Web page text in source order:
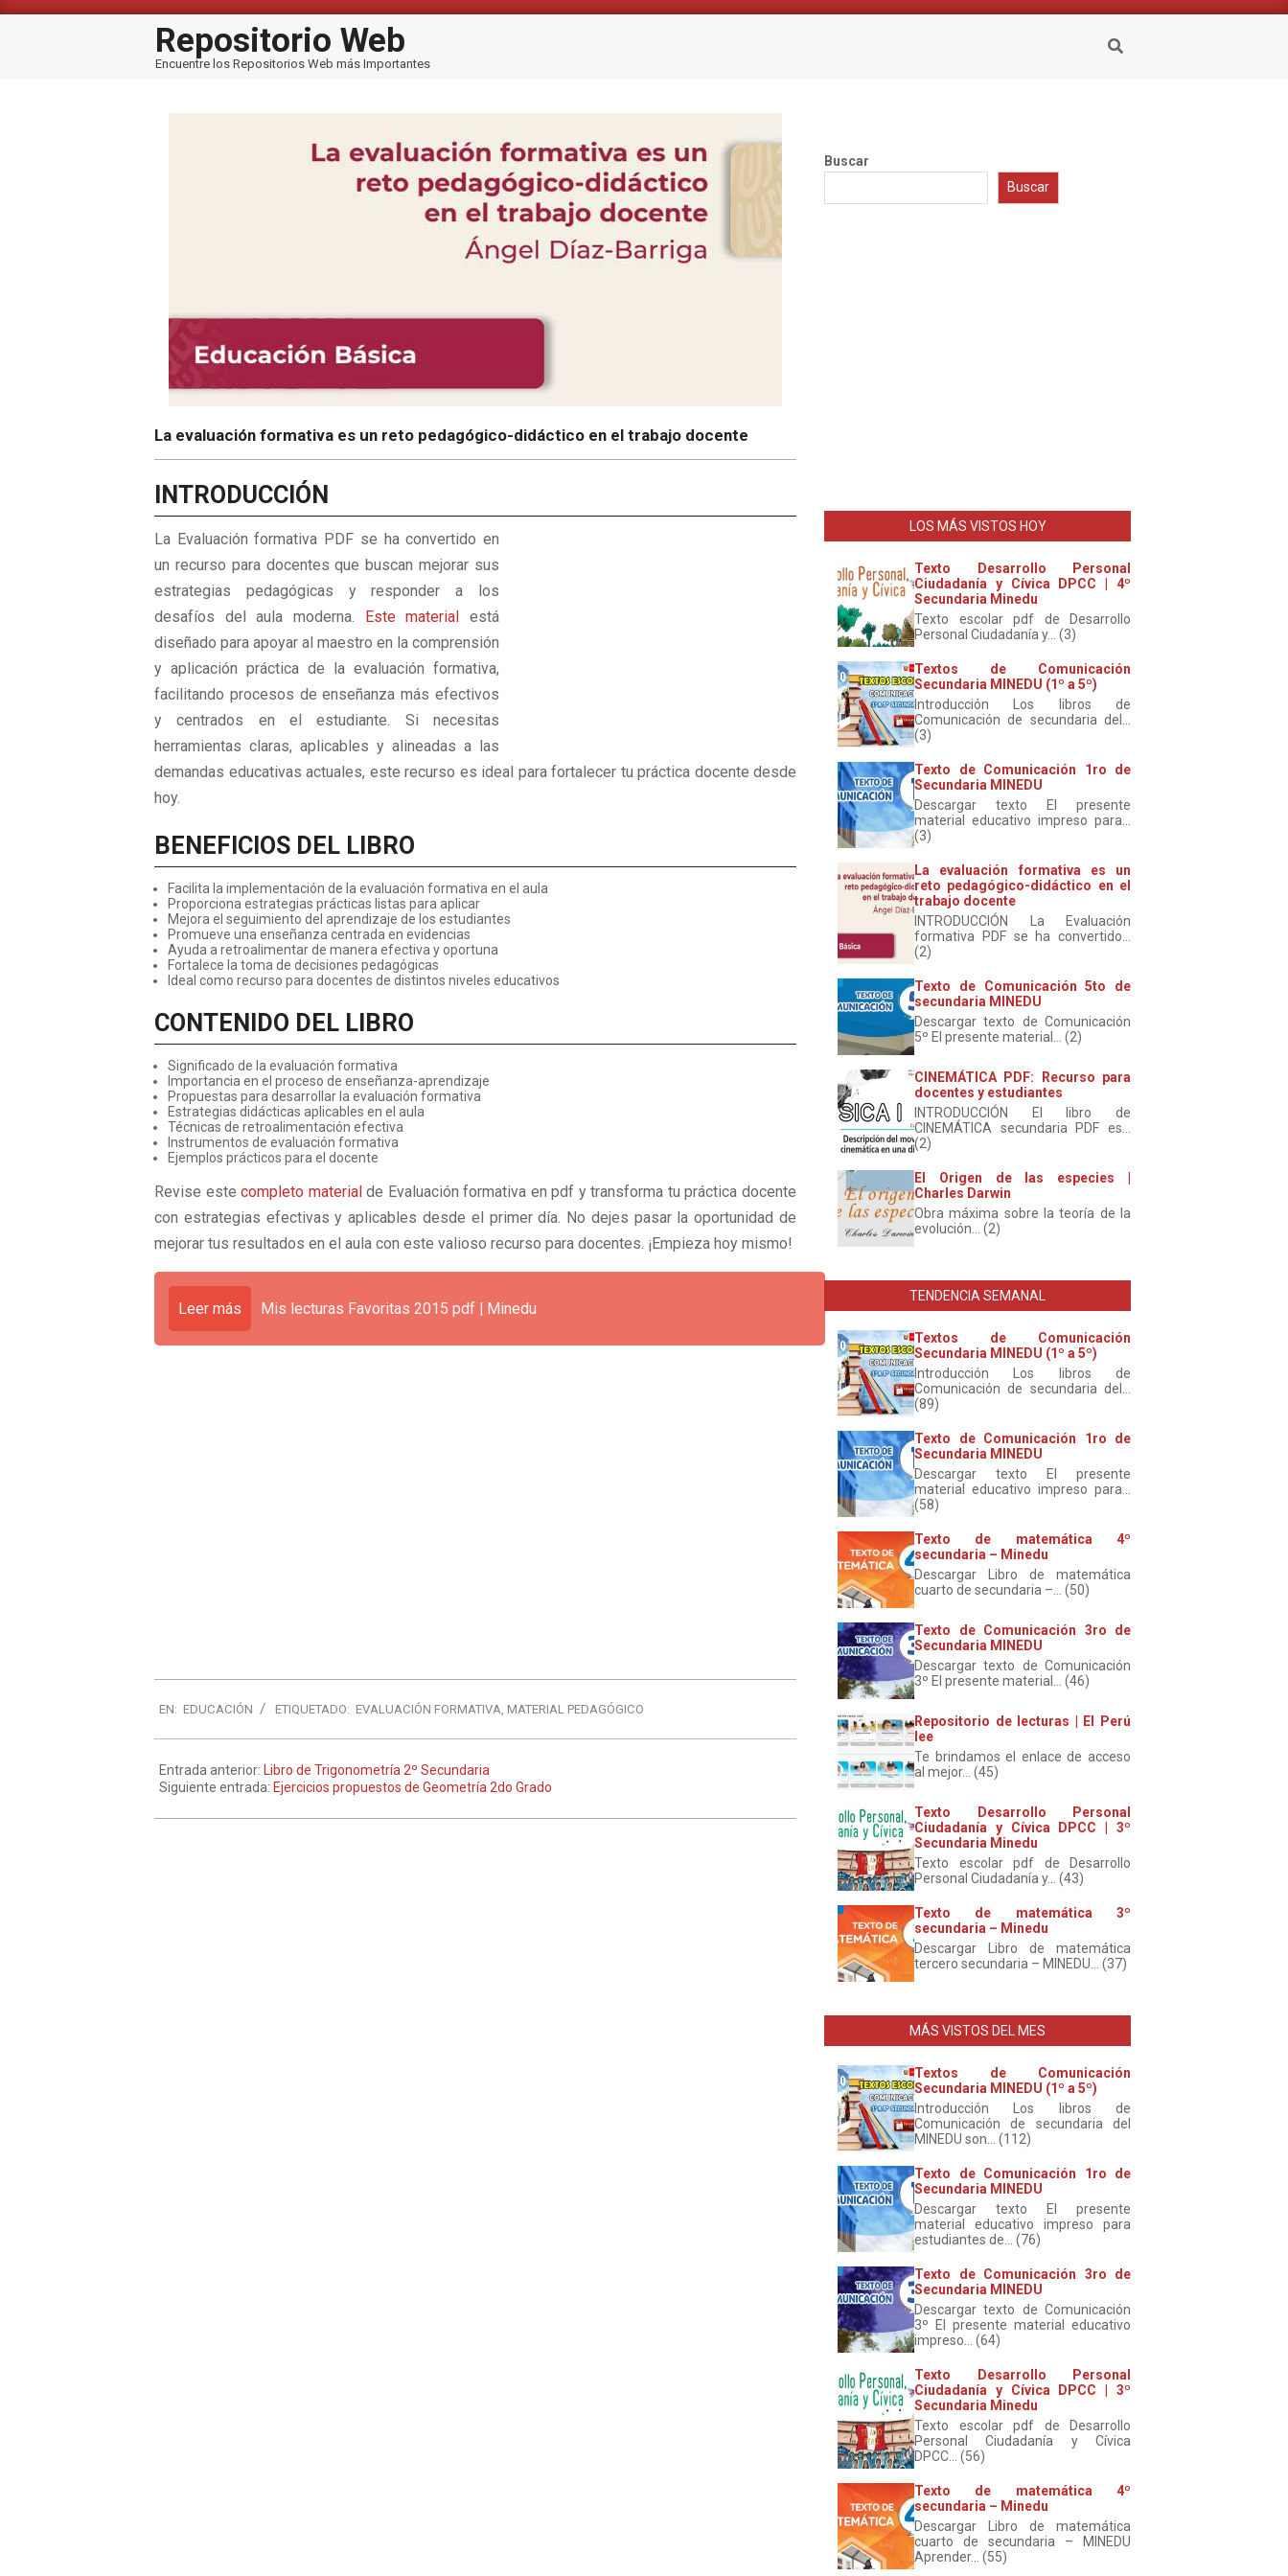
Repositorio Web
Encuentre los Repositorios Web más Importantes
Buscar
La evaluación formativa es un reto pedagógico-didáctico en el trabajo docente
INTRODUCCIÓN
La Evaluación formativa PDF se ha convertido en
un recurso para docentes que buscan mejorar sus
estrategias pedagógicas y responder a los
desafíos del aula moderna.
Este material
está
diseñado para apoyar al maestro en la comprensión
y aplicación práctica de la evaluación formativa,
facilitando procesos de enseñanza más efectivos
y centrados en el estudiante. Si necesitas
herramientas claras, aplicables y alineadas a las
demandas educativas actuales, este recurso es ideal para fortalecer tu práctica docente desde
hoy.
BENEFICIOS DEL LIBRO
Facilita la implementación de la evaluación formativa en el aula
Proporciona estrategias prácticas listas para aplicar
Mejora el seguimiento del aprendizaje de los estudiantes
Promueve una enseñanza centrada en evidencias
Ayuda a retroalimentar de manera efectiva y oportuna
Fortalece la toma de decisiones pedagógicas
Ideal como recurso para docentes de distintos niveles educativos
CONTENIDO DEL LIBRO
Significado de la evaluación formativa
Importancia en el proceso de enseñanza-aprendizaje
Propuestas para desarrollar la evaluación formativa
Estrategias didácticas aplicables en el aula
Técnicas de retroalimentación efectiva
Instrumentos de evaluación formativa
Ejemplos prácticos para el docente
Revise estecompleto material de Evaluación formativa en pdf y transforma tu práctica docente
con estrategias efectivas y aplicables desde el primer día. No dejes pasar la oportunidad de
mejorar tus resultados en el aula con este valioso recurso para docentes. ¡Empieza hoy mismo!
Leer más Mis lecturas Favoritas 2015 pdf | Minedu
EN: EDUCACIÓN ETIQUETADO: EVALUACIÓN FORMATIVA, MATERIAL PEDAGÓGICO
Entrada anterior:
Libro de Trigonometría 2º Secundaria
Siguiente entrada: Ejercicios propuestos de Geometría 2do Grado
Buscar
Buscar
LOS MÁS VISTOS HOY
Texto Desarrollo Personal
Ciudadanía y Cívica DPCC | 4º
Secundaria Minedu
Texto escolar pdf de Desarrollo
Personal Ciudadanía y... (3)
Textos de Comunicación
Secundaria MINEDU (1º a 5º)
Introducción Los libros de
Comunicación de secundaria del...
(3)
Texto de Comunicación 1ro de
Secundaria MINEDU
Descargar texto El presente
material educativo impreso para...
(3)
La evaluación formativa es un
reto pedagógico-didáctico en el
trabajo docente
INTRODUCCIÓN La Evaluación
formativa PDF se ha convertido...
(2)
Texto de Comunicación 5to de
secundaria MINEDU
Descargar texto de Comunicación
5º El presente material... (2)
CINEMÁTICA PDF: Recurso para
docentes y estudiantes
INTRODUCCIÓN El libro de
CINEMÁTICA secundaria PDF es...
(2)
El Origen de las especies |
Charles Darwin
Obra máxima sobre la teoría de la
evolución... (2)
TENDENCIA SEMANAL
Textos de Comunicación
Secundaria MINEDU (1º a 5º)
Introducción Los libros de
Comunicación de secundaria del...
(89)
Texto de Comunicación 1ro de
Secundaria MINEDU
Descargar texto El presente
material educativo impreso para...
(58)
Texto de matemática 4º
secundaria – Minedu
Descargar Libro de matemática
cuarto de secundaria –... (50)
Texto de Comunicación 3ro de
Secundaria MINEDU
Descargar texto de Comunicación
3º El presente material... (46)
Repositorio de lecturas | El Perú
lee
Te brindamos el enlace de acceso
al mejor... (45)
Texto Desarrollo Personal
Ciudadanía y Cívica DPCC | 3º
Secundaria Minedu
Texto escolar pdf de Desarrollo
Personal Ciudadanía y... (43)
Texto de matemática 3º
secundaria – Minedu
Descargar Libro de matemática
tercero secundaria – MINEDU... (37)
MÁS VISTOS DEL MES
Textos de Comunicación
Secundaria MINEDU (1º a 5º)
Introducción Los libros de
Comunicación de secundaria del
MINEDU son... (112)
Texto de Comunicación 1ro de
Secundaria MINEDU
Descargar texto El presente
material educativo impreso para
estudiantes de... (76)
Texto de Comunicación 3ro de
Secundaria MINEDU
Descargar texto de Comunicación
3º El presente material educativo
impreso... (64)
Texto Desarrollo Personal
Ciudadanía y Cívica DPCC | 3º
Secundaria Minedu
Texto escolar pdf de Desarrollo
Personal Ciudadanía y Cívica
DPCC... (56)
Texto de matemática 4º
secundaria – Minedu
Descargar Libro de matemática
cuarto de secundaria – MINEDU
Aprender... (55)